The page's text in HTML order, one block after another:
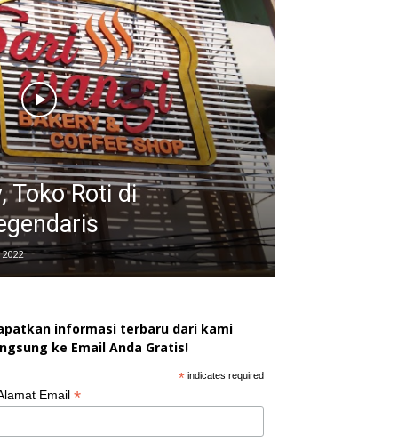
Toko Roti di
informasi terbaru dari kami
ke Email Anda Gratis!
* indicates required
Email *